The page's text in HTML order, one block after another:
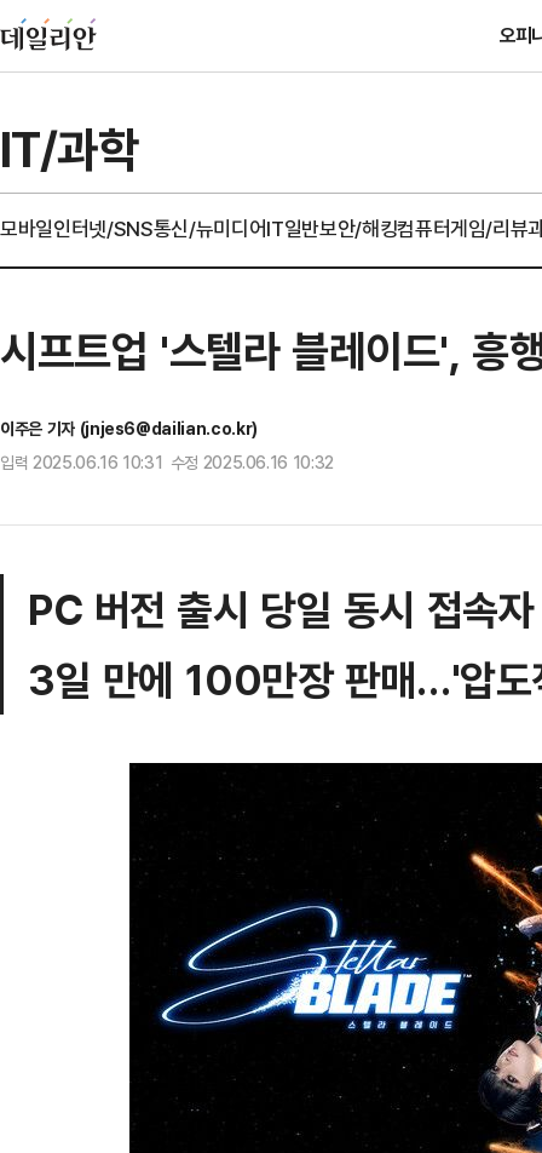
오피
IT/과학
모바일인터넷/SNS통신/뉴미디어IT일반보안/해킹컴퓨터게임/리뷰
시프트업 '스텔라 블레이드',
이주은 기자 (jnjes6@dailian.co.kr)
입력 2025.06.16 10:31 수정 2025.06.16 10:32
PC 버전 출시 당일 동시 접속
3일 만에 100만장 판매…'압도